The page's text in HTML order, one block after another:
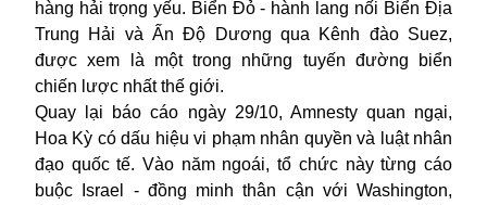
hàng hải trọng yếu. Biển Đỏ - hành lang nối Biển Địa
Trung Hải và Ấn Độ Dương qua Kênh đào Suez,
được xem là một trong những tuyến đường biển
chiến lược nhất thế giới.
Quay lại báo cáo ngày 29/10, Amnesty quan ngại,
Hoa Kỳ có dấu hiệu vi phạm nhân quyền và luật nhân
đạo quốc tế. Vào năm ngoái, tổ chức này từng cáo
buộc Israel - đồng minh thân cận với Washington,